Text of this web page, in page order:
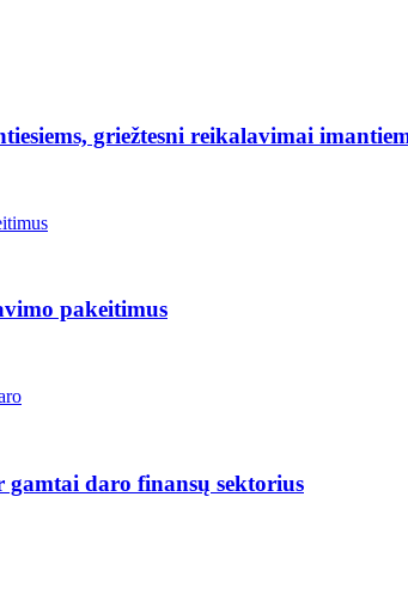
griežtesni reikalavimai
pakeitimus
daro finansų sektorius